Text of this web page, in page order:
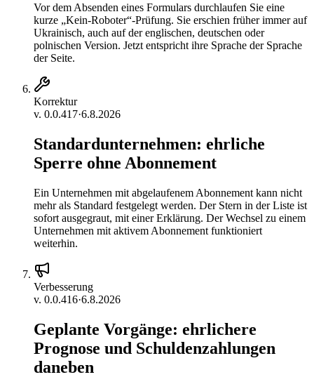
Vor dem Absenden eines Formulars durchlaufen Sie eine
kurze „Kein-Roboter“-Prüfung. Sie erschien früher immer auf
Ukrainisch, auch auf der englischen, deutschen oder
polnischen Version. Jetzt entspricht ihre Sprache der Sprache
der Seite.
Korrektur
v. 0.0.417·6.8.2026
Standardunternehmen: ehrliche
Sperre ohne Abonnement
Ein Unternehmen mit abgelaufenem Abonnement kann nicht
mehr als Standard festgelegt werden. Der Stern in der Liste ist
sofort ausgegraut, mit einer Erklärung. Der Wechsel zu einem
Unternehmen mit aktivem Abonnement funktioniert
weiterhin.
Verbesserung
v. 0.0.416·6.8.2026
Geplante Vorgänge: ehrlichere
Prognose und Schuldenzahlungen
daneben